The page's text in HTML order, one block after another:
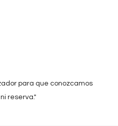
para que conozcamos
reserva."